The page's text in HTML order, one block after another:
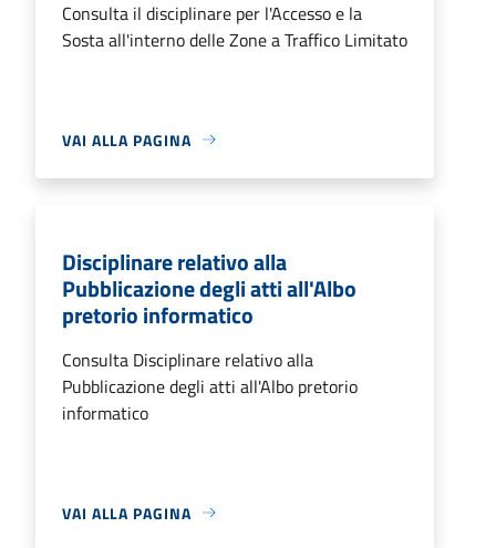
Consulta il disciplinare per l'Accesso e la
Sosta all'interno delle Zone a Traffico Limitato
VAI ALLA PAGINA
Disciplinare relativo alla
Pubblicazione degli atti all'Albo
pretorio informatico
Consulta Disciplinare relativo alla
Pubblicazione degli atti all'Albo pretorio
informatico
VAI ALLA PAGINA